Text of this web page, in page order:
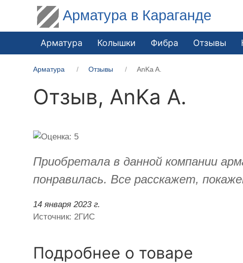
Арматура в Караганде
Арматура Колышки Фибра Отзывы
Арматура Отзывы AnKa A.
Отзыв, AnKa A.
Приобретала в данной компании
понравилась. Все расскажет,
14 января 2023 г.
Источник: 2ГИС
Подробнее о товаре